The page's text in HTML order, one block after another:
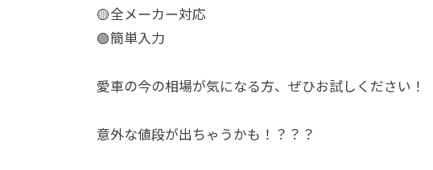
🟡全メーカー対応
🟢簡単入力
愛車の今の相場が気になる方、ぜひお試しください！
意外な値段が出ちゃうかも！？？？